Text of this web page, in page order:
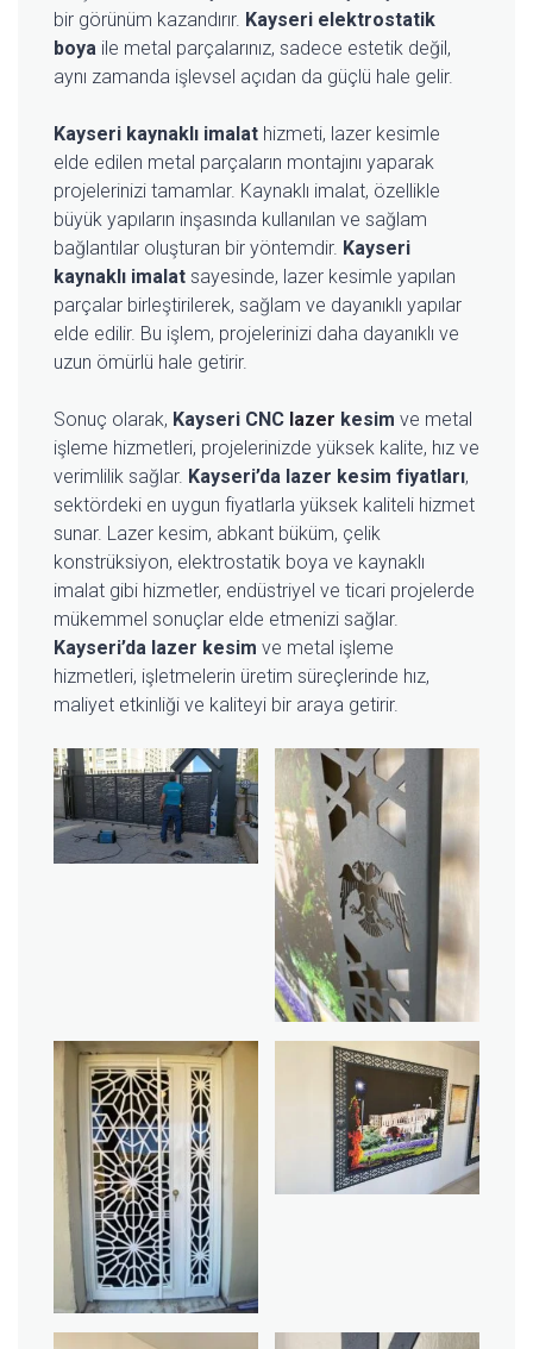
bir görünüm kazandırır. Kayseri elektrostatik
boya ile metal parçalarınız, sadece estetik değil,
aynı zamanda işlevsel açıdan da güçlü hale gelir.
Kayseri kaynaklı imalat hizmeti, lazer kesimle
elde edilen metal parçaların montajını yaparak
projelerinizi tamamlar. Kaynaklı imalat, özellikle
büyük yapıların inşasında kullanılan ve sağlam
bağlantılar oluşturan bir yöntemdir. Kayseri
kaynaklı imalat sayesinde, lazer kesimle yapılan
parçalar birleştirilerek, sağlam ve dayanıklı yapılar
elde edilir. Bu işlem, projelerinizi daha dayanıklı ve
uzun ömürlü hale getirir.
Sonuç olarak, Kayseri CNC lazer kesim ve metal
işleme hizmetleri, projelerinizde yüksek kalite, hız ve
verimlilik sağlar. Kayseri’da lazer kesim fiyatları,
sektördeki en uygun fiyatlarla yüksek kaliteli hizmet
sunar. Lazer kesim, abkant büküm, çelik
konstrüksiyon, elektrostatik boya ve kaynaklı
imalat gibi hizmetler, endüstriyel ve ticari projelerde
mükemmel sonuçlar elde etmenizi sağlar.
Kayseri’da lazer kesim ve metal işleme
hizmetleri, işletmelerin üretim süreçlerinde hız,
maliyet etkinliği ve kaliteyi bir araya getirir.